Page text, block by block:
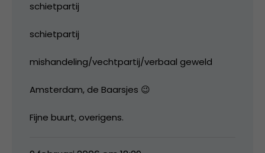
schietpartij
schietpartij
mishandeling/vechtpartij/verbaal geweld
Amsterdam, de Baarsjes 😉
Fijne buurt, overigens.